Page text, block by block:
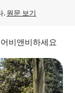
. 원문 보기
비앤비하세요